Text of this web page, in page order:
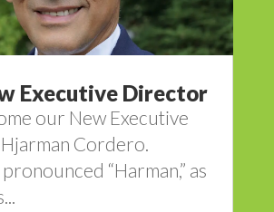
Executive Director
our New Executive
Cordero.
“Harman,” as